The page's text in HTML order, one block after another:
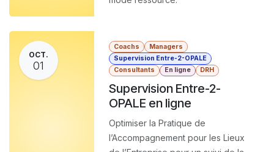
OCT.
01
Coachs
Managers
Supervision Entre-2-OPALE
Consultants
En ligne DRH
Supervision Entre-2-
OPALE en ligne
Optimiser la Pratique de
l’Accompagnement pour les Lieux